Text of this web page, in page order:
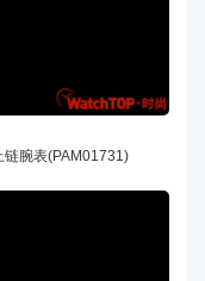
腕表(PAM01731)